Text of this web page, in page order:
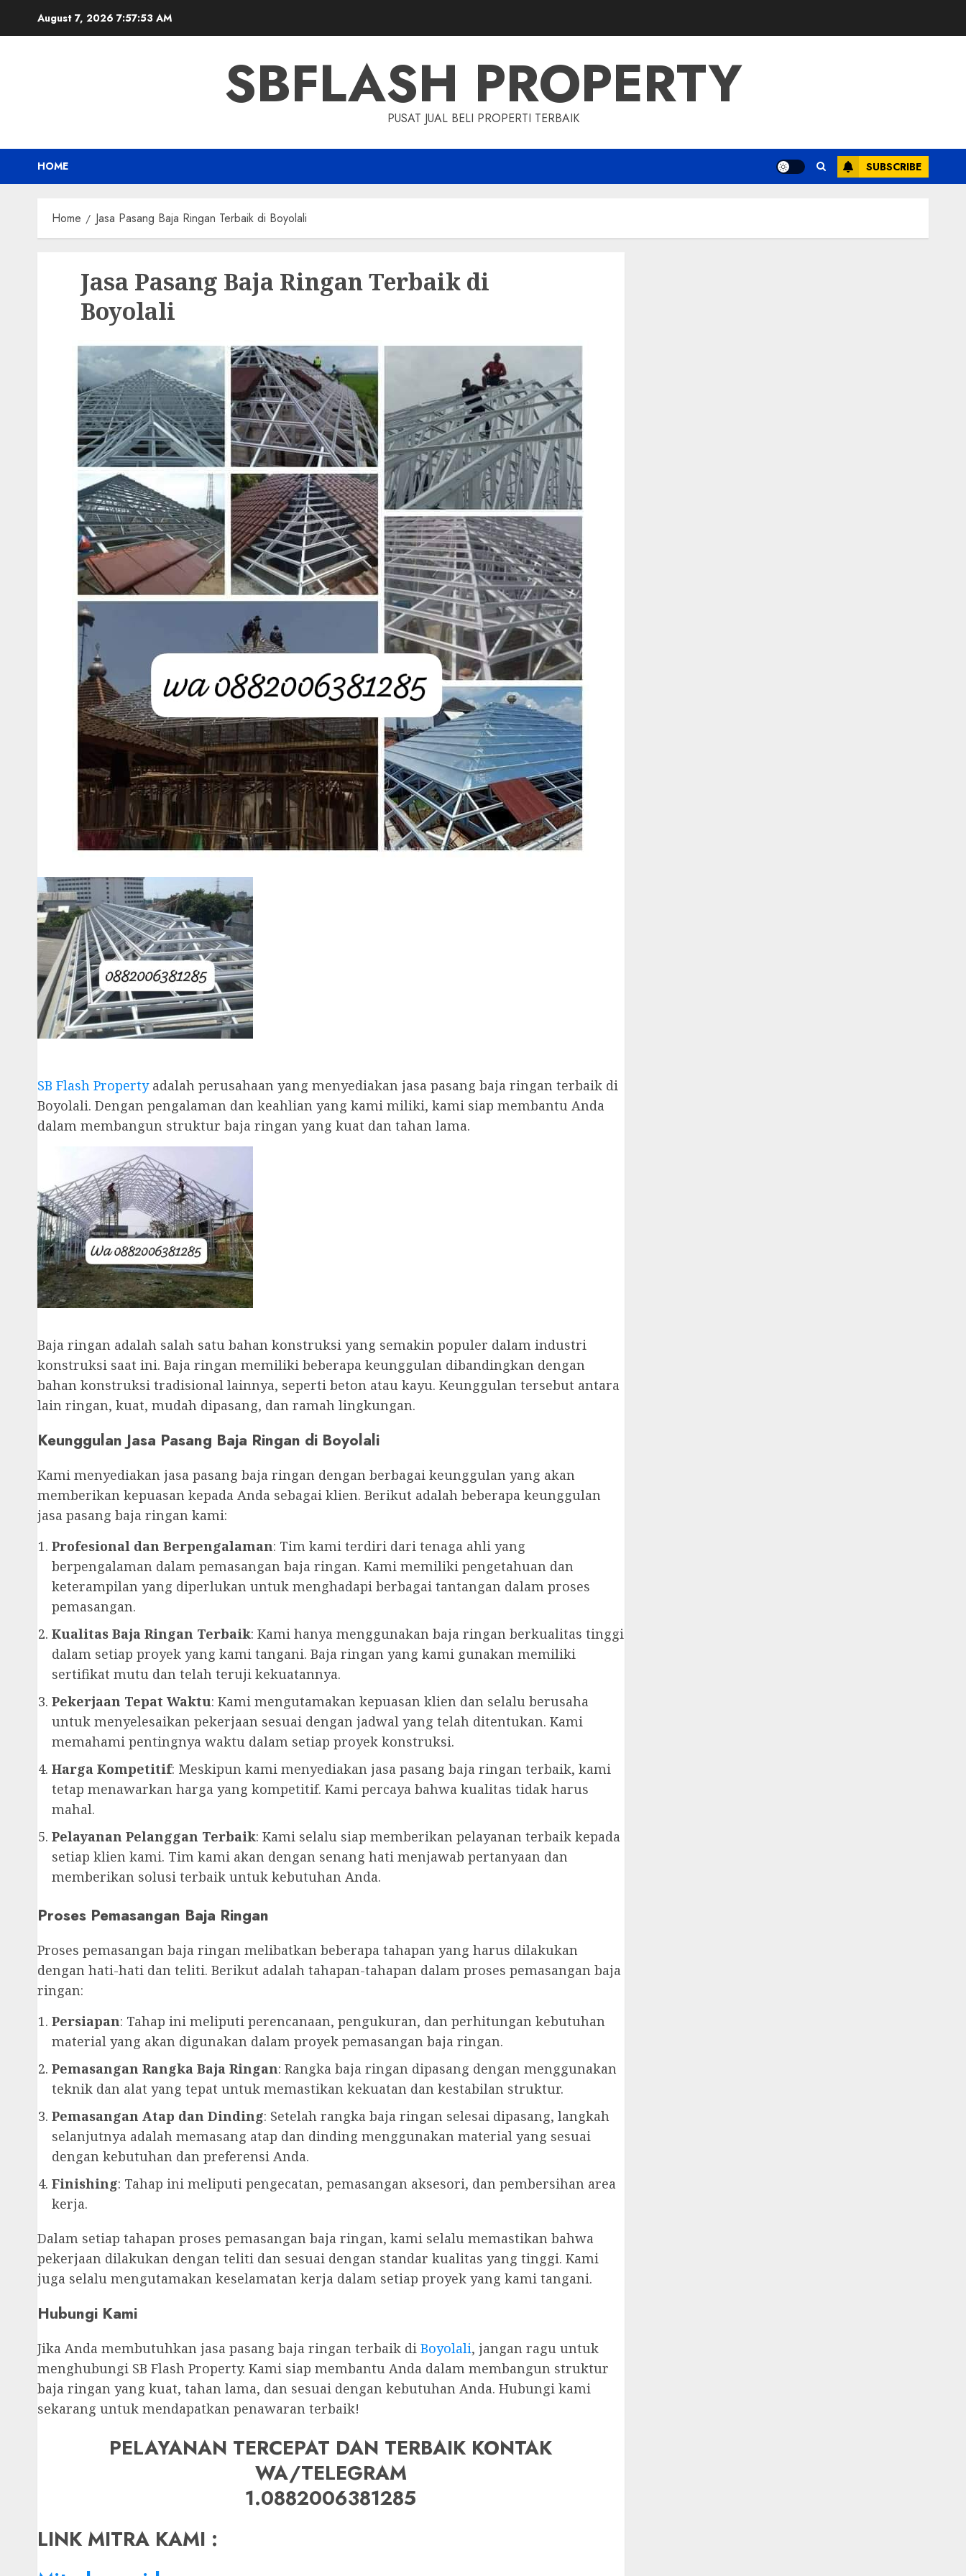
August 7, 2026 7:57:54 AM
SBFLASH PROPERTY
PUSAT JUAL BELI PROPERTI TERBAIK
HOME SUBSCRIBE
Home Jasa Pasang Baja Ringan Terbaik di Boyolali
Jasa Pasang Baja Ringan Terbaik di
Boyolali
SB Flash Propertyadalah perusahaan yang menyediakan jasa pasang baja ringan terbaik di
Boyolali. Dengan pengalaman dan keahlian yang kami miliki, kami siap membantu Anda
dalam membangun struktur baja ringan yang kuat dan tahan lama.
Baja ringan adalah salah satu bahan konstruksi yang semakin populer dalam industri
konstruksi saat ini. Baja ringan memiliki beberapa keunggulan dibandingkan dengan
bahan konstruksi tradisional lainnya, seperti beton atau kayu. Keunggulan tersebut antara
lain ringan, kuat, mudah dipasang, dan ramah lingkungan.
Keunggulan Jasa Pasang Baja Ringan di Boyolali
Kami menyediakan jasa pasang baja ringan dengan berbagai keunggulan yang akan
memberikan kepuasan kepada Anda sebagai klien. Berikut adalah beberapa keunggulan
jasa pasang baja ringan kami:
Profesional dan Berpengalaman: Tim kami terdiri dari tenaga ahli yang
berpengalaman dalam pemasangan baja ringan. Kami memiliki pengetahuan dan
keterampilan yang diperlukan untuk menghadapi berbagai tantangan dalam proses
pemasangan.
Kualitas Baja Ringan Terbaik: Kami hanya menggunakan baja ringan berkualitas tinggi
dalam setiap proyek yang kami tangani. Baja ringan yang kami gunakan memiliki
sertifikat mutu dan telah teruji kekuatannya.
Pekerjaan Tepat Waktu: Kami mengutamakan kepuasan klien dan selalu berusaha
untuk menyelesaikan pekerjaan sesuai dengan jadwal yang telah ditentukan. Kami
memahami pentingnya waktu dalam setiap proyek konstruksi.
Harga Kompetitif: Meskipun kami menyediakan jasa pasang baja ringan terbaik, kami
tetap menawarkan harga yang kompetitif. Kami percaya bahwa kualitas tidak harus
mahal.
Pelayanan Pelanggan Terbaik: Kami selalu siap memberikan pelayanan terbaik kepada
setiap klien kami. Tim kami akan dengan senang hati menjawab pertanyaan dan
memberikan solusi terbaik untuk kebutuhan Anda.
Proses Pemasangan Baja Ringan
Proses pemasangan baja ringan melibatkan beberapa tahapan yang harus dilakukan
dengan hati-hati dan teliti. Berikut adalah tahapan-tahapan dalam proses pemasangan baja
ringan:
Persiapan: Tahap ini meliputi perencanaan, pengukuran, dan perhitungan kebutuhan
material yang akan digunakan dalam proyek pemasangan baja ringan.
Pemasangan Rangka Baja Ringan: Rangka baja ringan dipasang dengan menggunakan
teknik dan alat yang tepat untuk memastikan kekuatan dan kestabilan struktur.
Pemasangan Atap dan Dinding: Setelah rangka baja ringan selesai dipasang, langkah
selanjutnya adalah memasang atap dan dinding menggunakan material yang sesuai
dengan kebutuhan dan preferensi Anda.
Finishing: Tahap ini meliputi pengecatan, pemasangan aksesori, dan pembersihan area
kerja.
Dalam setiap tahapan proses pemasangan baja ringan, kami selalu memastikan bahwa
pekerjaan dilakukan dengan teliti dan sesuai dengan standar kualitas yang tinggi. Kami
juga selalu mengutamakan keselamatan kerja dalam setiap proyek yang kami tangani.
Hubungi Kami
Jika Anda membutuhkan jasa pasang baja ringan terbaik di Boyolali, jangan ragu untuk
menghubungi SB Flash Property. Kami siap membantu Anda dalam membangun struktur
baja ringan yang kuat, tahan lama, dan sesuai dengan kebutuhan Anda. Hubungi kami
sekarang untuk mendapatkan penawaran terbaik!
PELAYANAN TERCEPAT DAN TERBAIK KONTAK
WA/TELEGRAM
1.0882006381285
LINK MITRA KAMI :